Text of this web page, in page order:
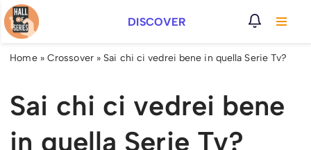
Vai
al
DISCOVER
Home» Crossover» Sai chi ci vedrei bene in quella Serie Tv?
Sai chi ci vedrei bene
in quella Serie Tv?